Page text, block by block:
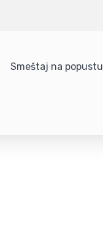
Smeštaj na popustu